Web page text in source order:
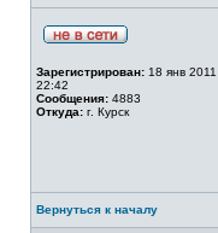
Зарегистрирован: 18 янв 2011
22:42
Сообщения: 4883
Откуда: г. Курск
Вернуться к началу